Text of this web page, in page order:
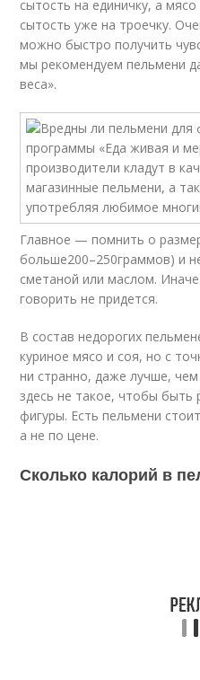
сытость на единичку, а
сытость уже на троечку.
можно быстро получить
мы рекомендуем пельмени
веса».
Главное — помнить о
больше200–250граммов) и
сметаной или маслом.
говорить не придется.
В состав недорогих
куриное мясо и соя, но с
ни странно, даже лучше,
здесь не такое, чтобы быть
фигуры. Есть пельмени
а не по цене.
Сколько калорий в